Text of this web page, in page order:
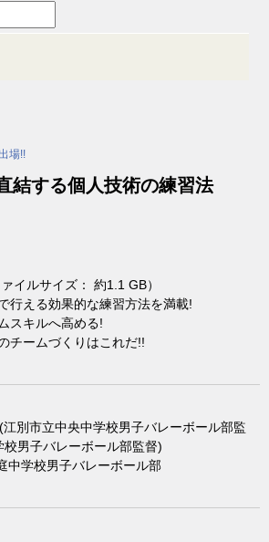
場!!
結する個人技術の練習法
イルサイズ： 約1.1 GB）
行える効果的な練習方法を満載!
スキルへ高める!
チームづくりはこれだ!!
別市立中央中学校男子バレーボール部監
男子バレーボール部監督)
中学校男子バレーボール部